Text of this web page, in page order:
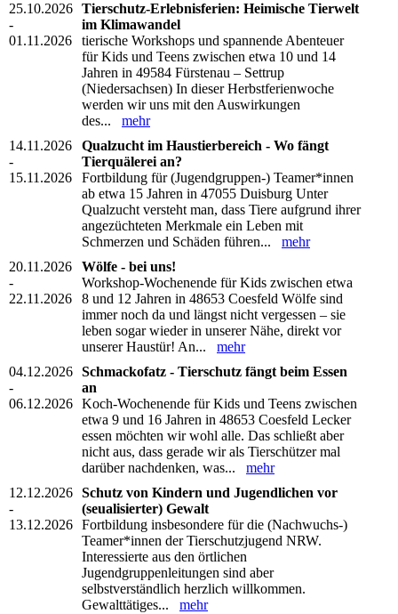
25.10.2026
-
01.11.2026
Tierschutz-Erlebnisferien: Heimische Tierwelt
im Klimawandel
tierische Workshops und spannende Abenteuer
für Kids und Teens zwischen etwa 10 und 14
Jahren in 49584 Fürstenau – Settrup
(Niedersachsen) In dieser Herbstferienwoche
werden wir uns mit den Auswirkungen
des... mehr
14.11.2026
-
15.11.2026
Qualzucht im Haustierbereich - Wo fängt
Tierquälerei an?
Fortbildung für (Jugendgruppen-) Teamer*innen
ab etwa 15 Jahren in 47055 Duisburg Unter
Qualzucht versteht man, dass Tiere aufgrund ihrer
angezüchteten Merkmale ein Leben mit
Schmerzen und Schäden führen... mehr
20.11.2026
-
22.11.2026
Wölfe - bei uns!
Workshop-Wochenende für Kids zwischen etwa
8 und 12 Jahren in 48653 Coesfeld Wölfe sind
immer noch da und längst nicht vergessen – sie
leben sogar wieder in unserer Nähe, direkt vor
unserer Haustür! An... mehr
04.12.2026
-
06.12.2026
Schmackofatz - Tierschutz fängt beim Essen
an
Koch-Wochenende für Kids und Teens zwischen
etwa 9 und 16 Jahren in 48653 Coesfeld Lecker
essen möchten wir wohl alle. Das schließt aber
nicht aus, dass gerade wir als Tierschützer mal
darüber nachdenken, was... mehr
12.12.2026
-
13.12.2026
Schutz von Kindern und Jugendlichen vor
(seualisierter) Gewalt
Fortbildung insbesondere für die (Nachwuchs-)
Teamer*innen der Tierschutzjugend NRW.
Interessierte aus den örtlichen
Jugendgruppenleitungen sind aber
selbstverständlich herzlich willkommen.
Gewalttätiges... mehr